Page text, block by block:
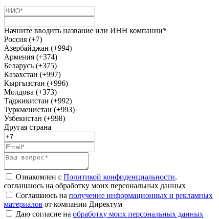
Начните вводить название или ИНН компании*
Россия (+7)
Азербайджан (+994)
Армения (+374)
Беларусь (+375)
Казахстан (+997)
Кыргызстан (+996)
Молдова (+373)
Таджикистан (+992)
Туркменистан (+993)
Узбекистан (+998)
Другая страна
Ознакомлен с Политикой конфиденциальности,
соглашаюсь на обработку моих персональных данных
Соглашаюсь на получение информационных и рекламных
материалов от компании Директум
Даю согласие на обработку моих персональных данных